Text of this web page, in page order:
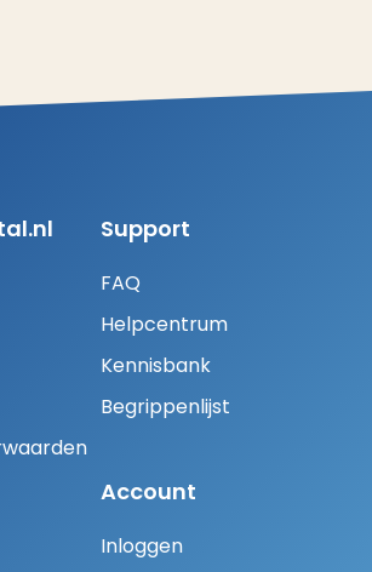
Support
FAQ
Helpcentrum
Kennisbank
Begrippenlijst
Account
Inloggen